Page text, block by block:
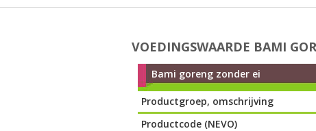
VOEDINGSWAARDE BAMI
Bami goreng zonder ei
Productgroep, omschrijving
Productcode (NEVO)